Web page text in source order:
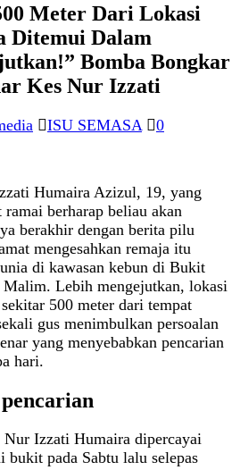
Meter Dari Lokasi
Dalam
Bomba Bongkar
Kes Nur Izzati
ISU SEMASA 0
Humaira Azizul, 19, yang
berharap beliau akan
berakhir dengan berita pilu
mengesahkan remaja itu
di kawasan kebun di Bukit
Malim. Lebih mengejutkan, lokasi
500 meter dari tempat
gus menimbulkan persoalan
yang menyebabkan pencarian
hari.
Izzati Humaira dipercayai
bukit pada Sabtu lalu selepas